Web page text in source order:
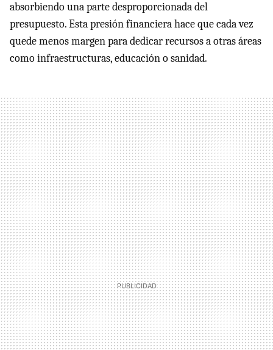
absorbiendo una parte desproporcionada del
presupuesto. Esta presión financiera hace que cada vez
quede menos margen para dedicar recursos a otras áreas
como infraestructuras, educación o sanidad.